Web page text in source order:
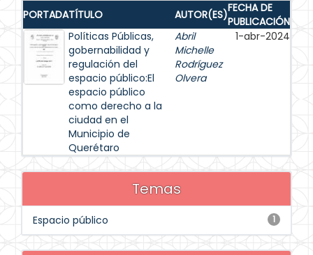
PORTADATÍTULO AUTOR(ES)FECHA DE
PUBLICACIÓN
Políticas Públicas,
gobernabilidad y
regulación del
espacio público:El
espacio público
como derecho a la
ciudad en el
Municipio de
Querétaro
Abril
Michelle
Rodríguez
Olvera
1-abr-2024
Temas
1
Espacio público